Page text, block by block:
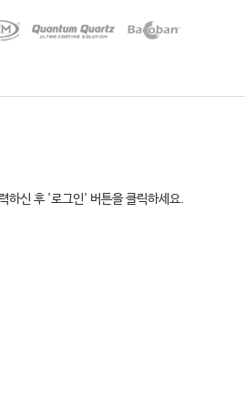
하신 후 '로그인' 버튼을 클릭하세요.